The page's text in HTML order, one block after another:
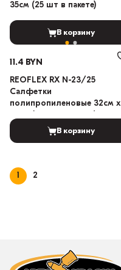
35см (25 шт в пакете)
В корзину
11.4 BYN
REOFLEX RX N-23/25
Салфетки
полипропиленовые 32см х
В корзину
1 2